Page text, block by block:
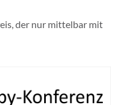
der nur mittelbar mit